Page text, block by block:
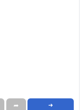
➦ ➜